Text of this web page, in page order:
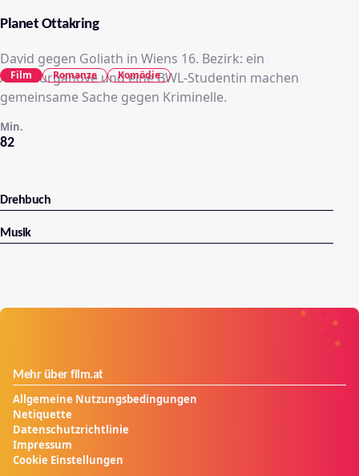
Planet Ottakring
David gegen Goliath in Wiens 16. Bezirk: ein
Amateurganove und eine BWL-Studentin machen
gemeinsame Sache gegen Kriminelle.
82
Min.
Film Romanze Komödie
Drehbuch
Musik
Mehr über film.at
Allgemeine Nutzungsbedingungen
Netiquette
Datenschutzrichtlinie
Impressum
Cookie Einstellungen